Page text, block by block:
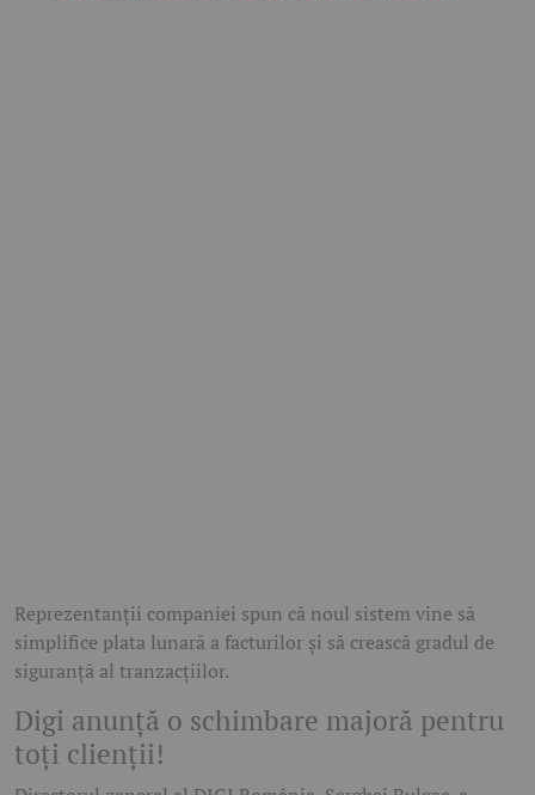
Reprezentanții companiei spun că noul sistem vine să
simplifice plata lunară a facturilor și să crească gradul de
siguranță al tranzacțiilor.
Digi anunță o schimbare majoră pentru
toți clienții!